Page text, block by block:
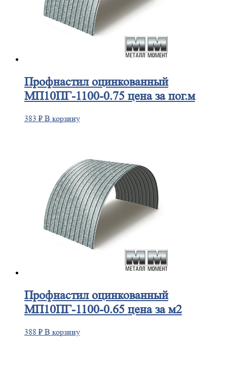
Профнастилоцинкованный
МП10ПГ-1100-0.75 цена за пог.м
383 ₽ В корзину
Профнастилоцинкованный
МП10ПГ-1100-0.65 цена за м2
388 ₽ В корзину